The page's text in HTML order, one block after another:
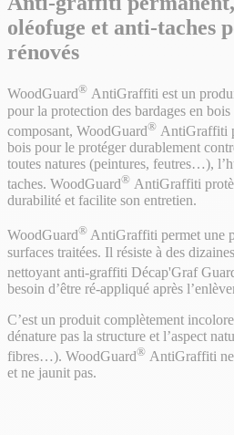
oléofuge et anti-taches
rénovés
WoodGuard® AntiGraffiti est un
pour la protection des bardages en
composant, WoodGuard® AntiGraffiti
bois pour le protéger durablement
toutes natures (peintures, feutres…),
taches. WoodGuard® AntiGraffiti
durabilité et facilite son entretien.
WoodGuard® AntiGraffiti permet une
surfaces traitées. Il résiste à des
nettoyant anti-graffiti Décap'Graf
besoin d’être ré-appliqué après
C’est un produit complètement
dénature pas la structure et l’aspect
fibres…). WoodGuard® AntiGraffiti ne
et ne jaunit pas.